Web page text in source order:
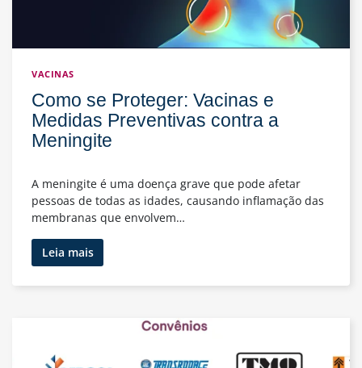
VACINAS
Como se Proteger: Vacinas e
Medidas Preventivas contra a
Meningite
A meningite é uma doença grave que pode afetar
pessoas de todas as idades, causando inflamação das
membranas que envolvem…
Leia maisComo
se
Proteger:
Preventivas